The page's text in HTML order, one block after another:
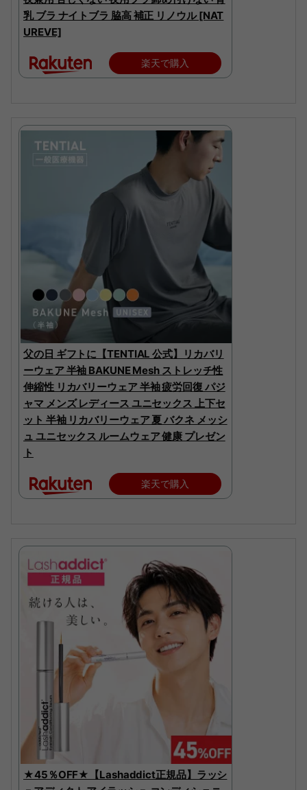
乳 ブラ ナイトブラ 脇高 補正 リノウル [NAT
UREVE]
楽天で購入
父の日 ギフトに【TENTIAL 公式】リカバリ
ーウェア 半袖 BAKUNE Mesh ストレッチ性
伸縮性 リカバリーウェア 半袖 疲労回復 パジ
ャマ メンズ レディース ユニセックス 上下セ
ット 半袖 リカバリーウェア 夏 バクネ メッシ
ュ ユニセックス ルームウェア 健康 プレゼン
ト
楽天で購入
★45％OFF★【Lashaddict正規品】ラッシ